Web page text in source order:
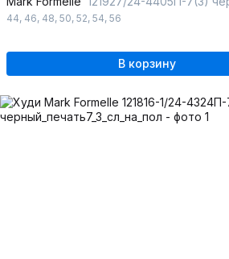
44, 46, 48, 50, 52, 54, 56
В корзину